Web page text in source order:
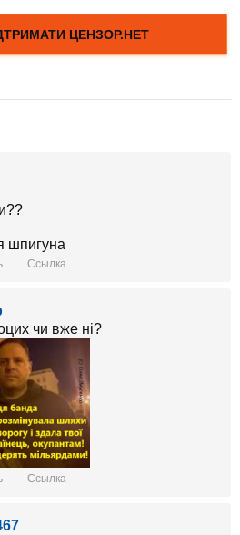
шпигуна
Ссылка
чи вже ні?
Ссылка